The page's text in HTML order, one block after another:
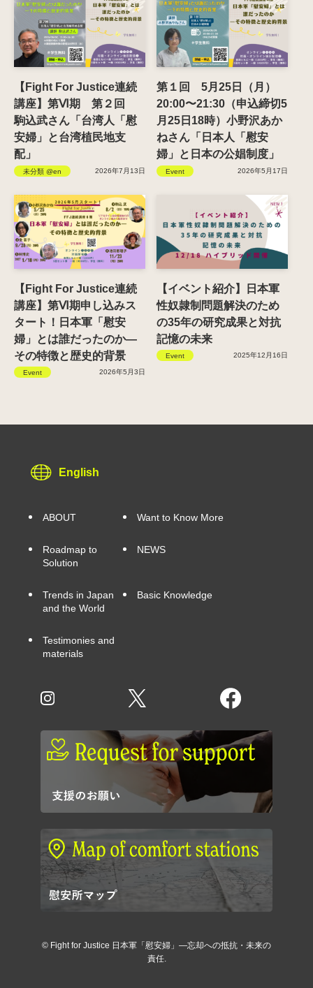
【Fight For Justice連続
講座】第Ⅵ期 第２回
駒込武さん「台湾人「慰
安婦」と台湾植民地支
配」
未分類 @en 2026年7月13日
第１回 5月25日（月）
20:00〜21:30（申込締切5
月25日18時）小野沢あか
ねさん「日本人「慰安
婦」と日本の公娼制度」
Event 2026年5月17日
【Fight For Justice連続
講座】第Ⅵ期申し込みス
タート！日本軍「慰安
婦」とは誰だったのか―
その特徴と歴史的背景
Event 2026年5月3日
【イベント紹介】日本軍
性奴隷制問題解決のため
の35年の研究成果と対抗
記憶の未来
Event 2025年12月16日
English
ABOUT Want to Know More
Roadmap to
Solution
NEWS
Trends in Japan
and the World
Basic Knowledge
Testimonies and
materials
© Fight for Justice 日本軍「慰安婦」―忘却への抵抗・未来の
責任.